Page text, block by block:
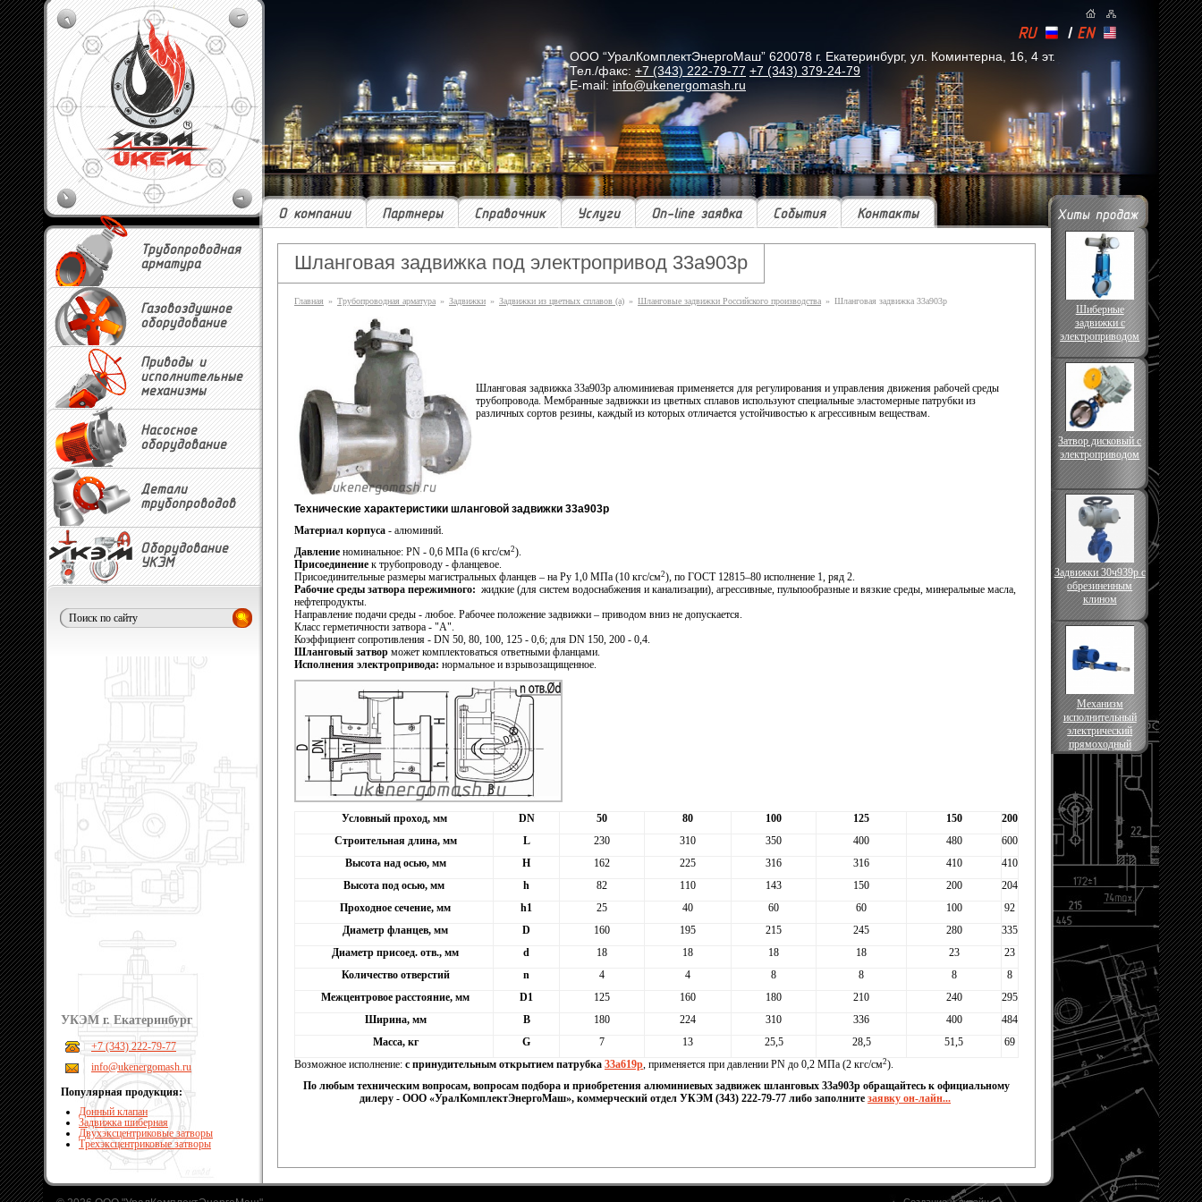
ООО “УралКомплектЭнергоМаш” 620078 г. Екатеринбург, ул. Коминтерна, 16, 4 эт.
Тел./факс: +7 (343) 222-79-77 +7 (343) 379-24-79
E-mail: info@ukenergomash.ru
RU | EN
О компании Партнеры Справочник Услуги On-line заявка События Контакты
Трубопроводная
арматура
Газовоздушное
оборудование
Приводы и
исполнительные
механизмы
Насосное
оборудование
Детали
трубопроводов
Оборудование
УКЭМ
Шланговая задвижка под электропривод 33а903р
Главная » Трубопроводная арматура » Задвижки » Задвижки из цветных сплавов (а) » Шланговые задвижки Российского производства » Шланговая задвижка 33а903р
Шланговая задвижка 33a903p алюминиевая применяется для регулирования и управления движения рабочей среды
трубопровода. Мембранные задвижки из цветных сплавов используют специальные эластомерные патрубки из
различных сортов резины, каждый из которых отличается устойчивостью к агрессивным веществам.
Технические характеристики шланговой задвижки 33а903р
Материал корпуса - алюминий.
Давление номинальное: PN - 0,6 МПа (6 кгс/см2).
Присоединение к трубопроводу - фланцевое.
Присоединительные размеры магистральных фланцев – на Ру 1,0 МПа (10 кгс/см2), по ГОСТ 12815–80 исполнение 1, ряд 2.
Рабочие среды затвора пережимного: жидкие (для систем водоснабжения и канализации), агрессивные, пульпообразные и вязкие среды, минеральные масла,
нефтепродукты.
Направление подачи среды - любое. Рабочее положение задвижки – приводом вниз не допускается.
Класс герметичности затвора - "А".
Коэффициент сопротивления - DN 50, 80, 100, 125 - 0,6; для DN 150, 200 - 0,4.
Шланговый затвор может комплектоваться ответными фланцами.
Исполнения электропривода: нормальное и взрывозащищенное.
Условный проход, мм DN 50 80 100 125 150
200
Строительная длина, мм
L 230 310 350 400 480
600
Высота над осью, мм
H 162 225 316 316 410
410
Высота под осью, мм
h 82 110 143 150 200
204
Проходное сечение, мм
h1 25 40 60 60 100
92
Диаметр фланцев, мм
D 160 195 215 245 280
335
Диаметр присоед. отв., мм
d 18 18 18 18 23
23
Количество отверстий
n 4 4 8 8 8
8
Межцентровое расстояние, мм
D1 125 160 180 210 240
295
Ширина, мм
B 180 224 310 336 400
484
Масса, кг
G 7 13 25,5 28,5 51,5
69
Возможное исполнение: с принудительным открытием патрубка 33а619р, применяется при давлении PN до 0,2 МПа (2 кгс/см2).
По любым техническим вопросам, вопросам подбора и приобретения алюминиевых задвижек шланговых 33а903р обращайтесь к официальному
дилеру - ООО «УралКомплектЭнергоМаш», коммерческий отдел УКЭМ (343) 222-79-77 либо заполнитезаявку он-лайн...
Шиберные
задвижки с
электроприводом
Затвор дисковый с
электроприводом
Задвижки 30ч939р с
обрезиненным
клином
Механизм
исполнительный
электрический
прямоходный
УКЭМ г. Екатеринбург
+7 (343) 222-79-77
info@ukenergomash.ru
Популярная продукция:
Донный клапан
Задвижка шиберная
Двухэксцентриковые затворы
Трехэксцентриковые затворы